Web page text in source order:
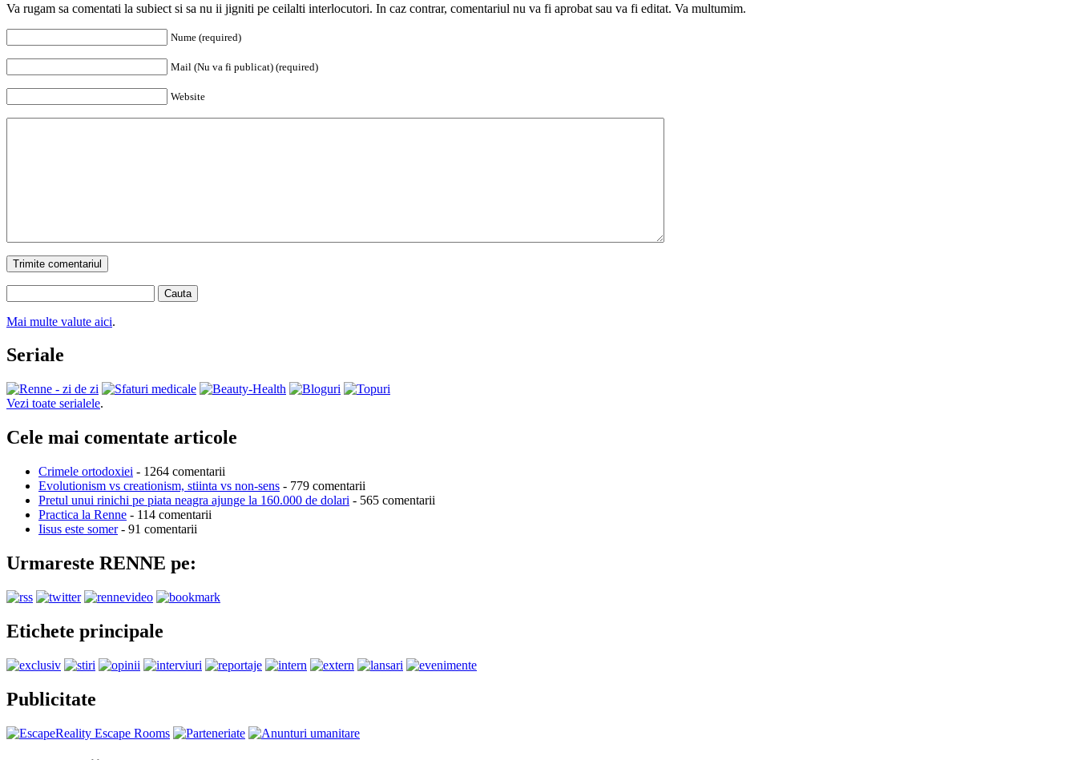
Va rugam sa comentati la subiect si sa nu ii jigniti pe ceilalti interlocutori. In caz contrar, comentariul nu va fi aprobat sau va fi editat. Va multumim.
Nume (required)
Mail (Nu va fi publicat) (required)
Website
Trimite comentariul
Cauta
Mai multe valute aici.
Seriale
Vezi toate serialele.
Cele mai comentate articole
Crimele ortodoxiei - 1264 comentarii
Evolutionism vs creationism, stiinta vs non-sens - 779 comentarii
Pretul unui rinichi pe piata neagra ajunge la 160.000 de dolari - 565 comentarii
Practica la Renne - 114 comentarii
Iisus este somer- 91 comentarii
Urmareste RENNE pe:
Etichete principale
Publicitate